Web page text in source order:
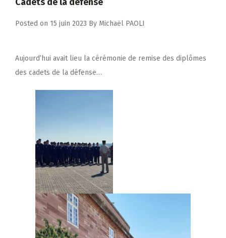
Posted on 15 juin 2023 By Michaël PAOLI
Aujourd’hui avait lieu la cérémonie de remise des diplômes
des cadets de la défense…